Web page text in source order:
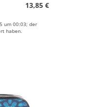
13,85 €
um 00:03; der
haben.